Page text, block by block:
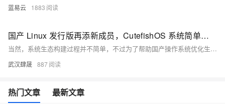
蓝易云 1883
国产 Linux 发行版再添新成员，CutefishOS 系统简单体验
当然，系统生态构建过程并不简单，不过为了帮助国产操作系统优化生态圈，部分企业也开始用国产操作系统替代 Windows，我们相信肯定会有越来越多的精品软件登录 Linux 平台。
武汉肆晟 887
热门文章 最新文章